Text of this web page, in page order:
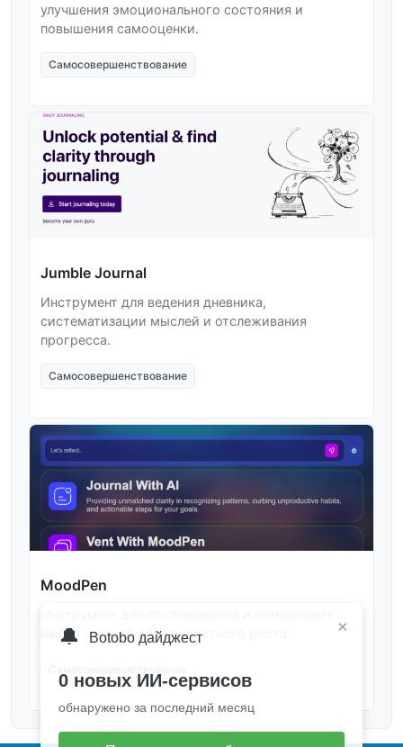
улучшения эмоционального состояния и
повышения самооценки.
Самосовершенствование
Jumble Journal
Инструмент для ведения дневника,
систематизации мыслей и отслеживания
прогресса.
Самосовершенствование
MoodPen
ваших эмоций для личностного роста.
×
🔔 Botobo дайджест
0 новых ИИ-сервисов
обнаружено за последний месяц